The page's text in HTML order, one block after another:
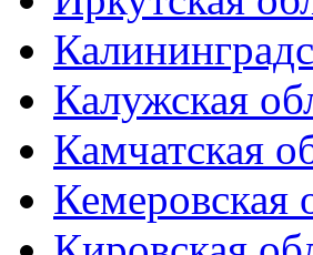
Калужская
Камчатская
Кемеровская